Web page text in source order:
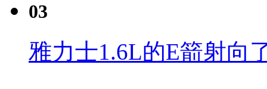
03
雅力士1.6L的E箭射向